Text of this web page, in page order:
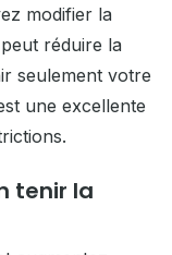
modifier la
réduire la
seulement votre
une excellente
tenir la